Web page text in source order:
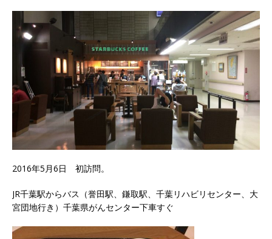
2016年5月6日 初訪問。
JR千葉駅からバス（誉田駅、鎌取駅、千葉リハビリセンター、大
宮団地行き）千葉県がんセンター下車すぐ